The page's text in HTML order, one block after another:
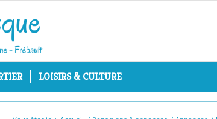
LOISIRS & CULTURE